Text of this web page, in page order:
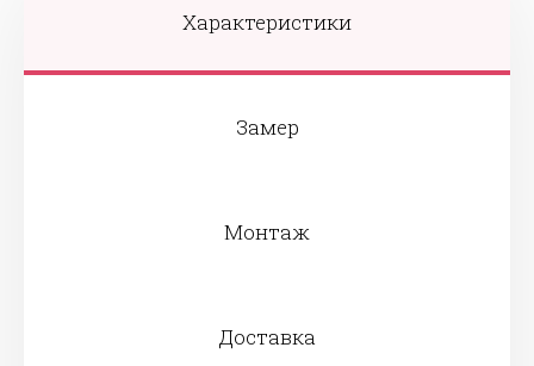
Характеристики
Замер
Монтаж
Доставка